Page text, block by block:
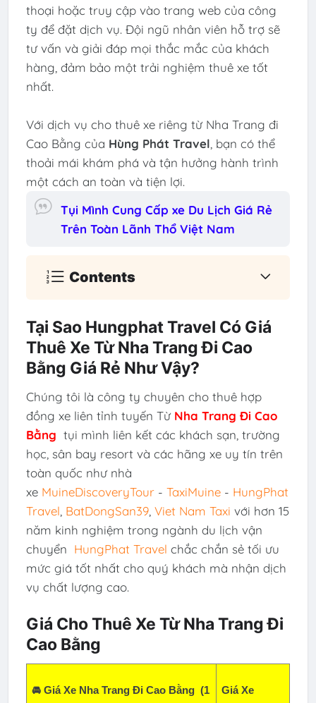
thoại hoặc truy cập vào trang web của công
ty để đặt dịch vụ. Đội ngũ nhân viên hỗ trợ sẽ
tư vấn và giải đáp mọi thắc mắc của khách
hàng, đảm bảo một trải nghiệm thuê xe tốt
nhất.
Với dịch vụ cho thuê xe riêng từ Nha Trang đi
Cao Bằng của Hùng Phát Travel, bạn có thể
thoải mái khám phá và tận hưởng hành trình
một cách an toàn và tiện lợi.
Tụi Mình Cung Cấp xe Du Lịch Giá Rẻ
Trên Toàn Lãnh Thổ Việt Nam
Contents
Tại Sao Hungphat Travel Có Giá
Thuê Xe Từ Nha Trang Đi Cao
Bằng Giá Rẻ Như Vậy?
Chúng tôi là công ty chuyên cho thuê hợp
đồng xe liên tỉnh tuyến Từ Nha Trang Đi Cao
Bằng tụi mình liên kết các khách sạn, trường
học, sân bay resort và các hãng xe uy tín trên
toàn quốc như nhà
xe MuineDiscoveryTour- TaxiMuine- HungPhat
Travel BatDongSan39, Viet Nam Taxi với hơn 15
năm kinh nghiệm trong ngành du lịch vận
chuyển HungPhat Travel chắc chắn sẻ tối ưu
mức giá tốt nhất cho quý khách mà nhận dịch
vụ chất lượng cao.
Giá Cho Thuê Xe Từ Nha Trang Đi
Cao Bằng
🚘 Giá Xe Nha Trang Đi Cao Bằng  (1
Giá Xe